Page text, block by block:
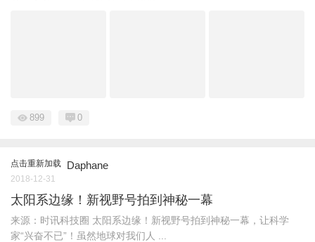
899 0
点击重新加载 Daphane
2018-12-31
太阳系边缘！新视野号拍到神秘一幕
来源：时讯科技圈 太阳系边缘！新视野号拍到神秘一幕，让科学
家“兴奋不已”！虽然地球对我们人 ...